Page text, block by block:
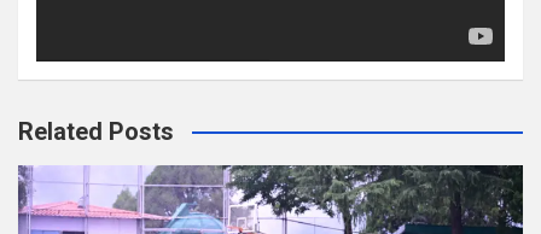
Related Posts